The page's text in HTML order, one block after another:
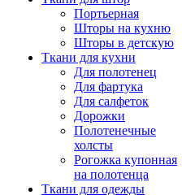
Портьерная
Шторы на кухню
Шторы в детскую
Ткани для кухни
Для полотенец
Для фартука
Для салфеток
Дорожки
Полотенечные
холсты
Рогожка купонная
на полотенца
Ткани для одежды